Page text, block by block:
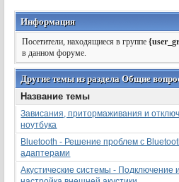
Информация
Посетители, находящиеся в группе
в данном форуме.
Другие темы из раздела Общие
Название темы
Зависания, притормаживания и
ноутбука
Bluetooth - Решение проблем с
адаптерами
Акустические системы - Подключение и